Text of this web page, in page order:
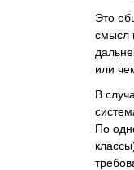
Это
смысл
или
В
По